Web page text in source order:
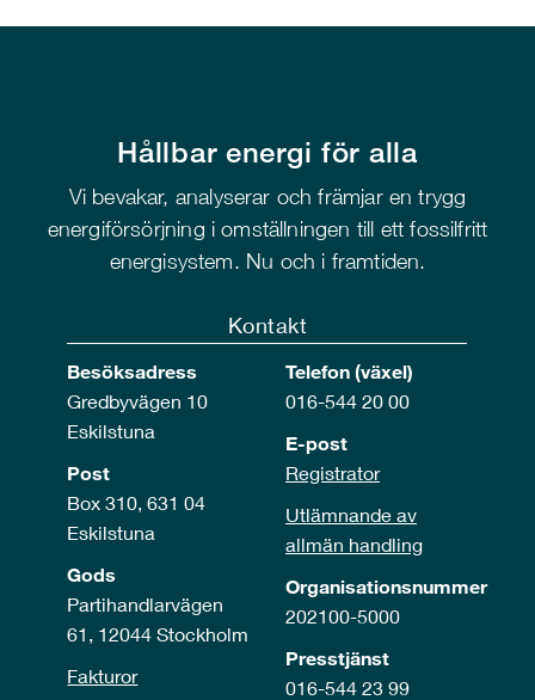
Hållbar energi för alla
Vi bevakar, analyserar och främjar en trygg
energiförsörjning i omställningen till ett fossilfritt
energisystem. Nu och i framtiden.
Kontakt
Besöksadress
Gredbyvägen 10
Eskilstuna
Post
Box 310, 631 04
Eskilstuna
Gods
Partihandlarvägen
61, 12044 Stockholm
Fakturor
Telefon (växel)
016-544 20 00
E-post
Registrator
Utlämnande av
allmän handling
Organisationsnummer
202100-5000
Presstjänst
016-544 23 99